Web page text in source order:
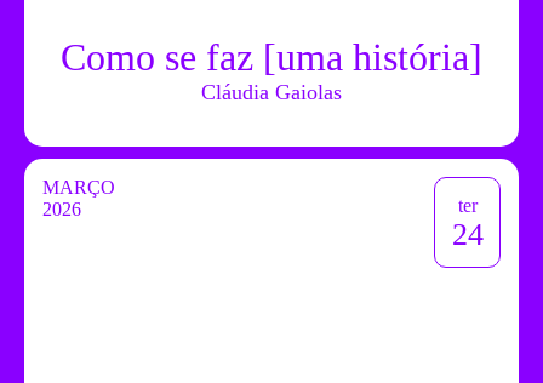
Como se faz [uma história]
Cláudia Gaiolas
MARÇO
2026
ter
24